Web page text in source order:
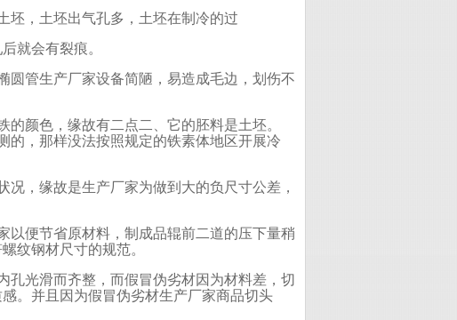
坯，土坯出气孔多，土坯在制冷的过
就会有裂痕。
圆管生产厂家设备简陋，易造成毛边，划伤不
颜色，缘故有二点二、它的胚料是土坯。
的，那样没法按照规定的铁素体地区开展冷
，缘故是生产厂家为做到大的负尺寸公差，
以便节省原材料，制成品辊前二道的压下量稍
纹钢材尺寸的规范。
孔光滑而齐整，而假冒伪劣材因为材料差，切
。并且因为假冒伪劣材生产厂家商品切头